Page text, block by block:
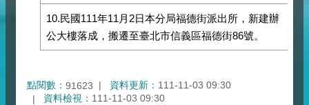
10.民國111年11月2日本分局福德街派出所，新建辦
公大樓落成，搬遷至臺北市信義區福德街86號。
點閱數： 91623 資料更新： 111-11-03 09:30
資料檢視： 111-11-03 09:30